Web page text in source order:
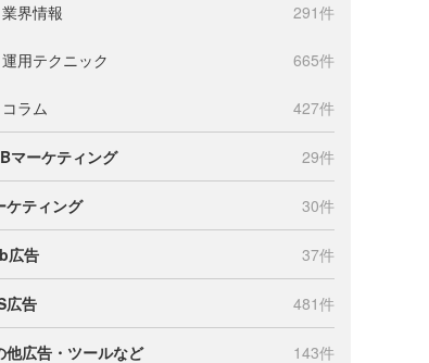
業界情報 291件
運用テクニック 665件
コラム 427件
マーケティング 29件
ケティング 30件
広告 37件
広告 481件
他広告・ツールなど 143件